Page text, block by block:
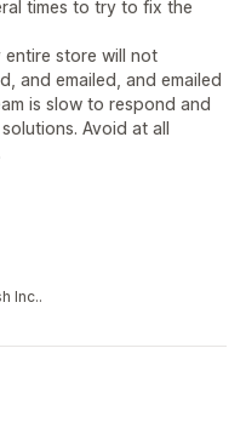
times to try to fix the
entire store will not
and emailed, and emailed
is slow to respond and
Avoid at all
Inc..